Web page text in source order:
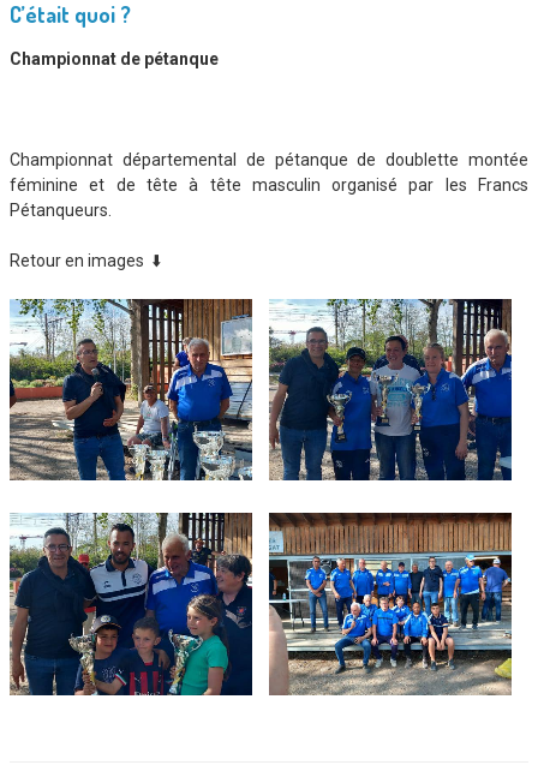
C’était quoi ?
Championnat de pétanque
Championnat départemental de pétanque de doublette montée
féminine et de tête à tête masculin organisé par les Francs
Pétanqueurs.
Retour en images ⬇️